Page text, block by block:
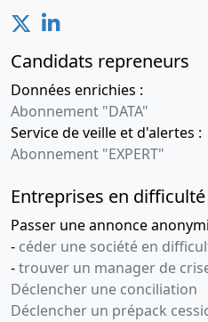
Candidats repreneurs
Données enrichies :
Abonnement "DATA"
Service de veille et d'alertes :
Abonnement "EXPERT"
Entreprises en difficulté
Passer une annonce
- céder une société en
-trouver un manager de
Déclencher une conciliation
Déclencher un prépack